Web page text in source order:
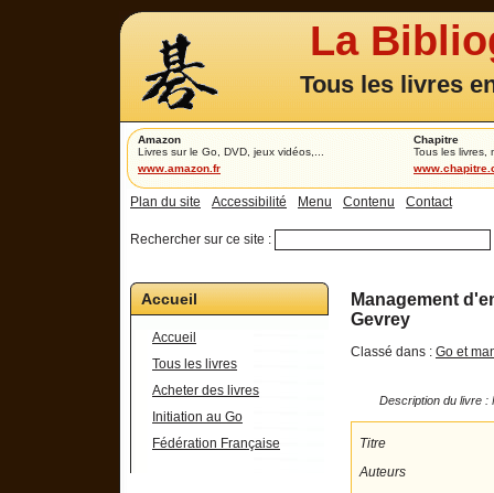
La
Tous les livres
Amazon
Livres sur le Go, DVD, jeux vidéos,...
www.amazon.fr
Chapitre
Tous les livres,
Plan du site Accessibilité Menu Contenu Contact
Rechercher sur ce site :
Accueil
Accueil
Tous les livres
Acheter des livres
Initiation au Go
Fédération Française
Management
Gevrey
Classé dans : Go et
Description du livre :
Titre
Auteurs